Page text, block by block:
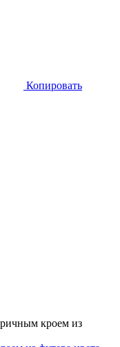
Копировать